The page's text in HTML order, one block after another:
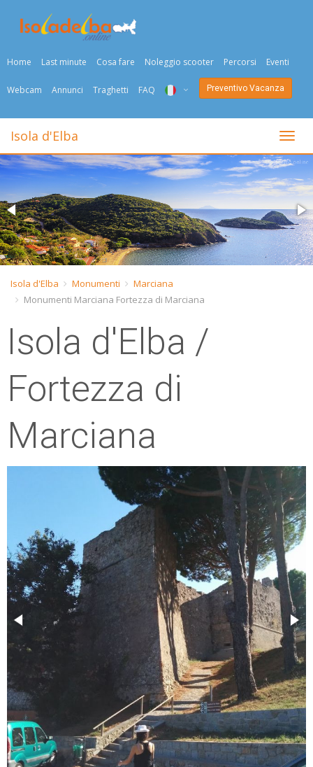
Home Last minute Cosa fare Noleggio scooter Percorsi Eventi
Webcam Annunci Traghetti FAQ
ENG
DEU
NED
FRA
DAN
ESP
SLO
Preventivo Vacanza
Togli
Isola d'Elba
Isola d'Elba Monumenti
Marciana
Monumenti Marciana Fortezza di Marciana
Isola d'Elba /
Fortezza di
Marciana